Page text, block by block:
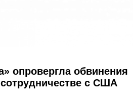
опровергла обвинения
с США